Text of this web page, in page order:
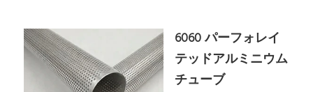
6060 パーフォレイ
テッドアルミニウム
チューブ